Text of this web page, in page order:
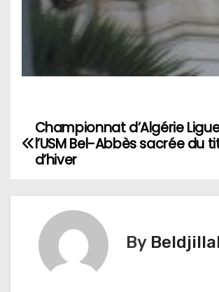
N
v
Championnat d’Algérie
l’USM Bel-Abbès sacrée du
d’hiver
By